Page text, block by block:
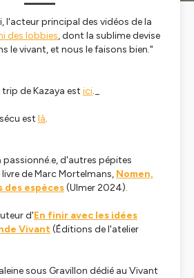
l'acteur principal des vidéos de la
des lobbies, dont la sublime devise
le vivant, et nous le faisons bien."
trip de Kazaya est ici._
est là.
d'autres pépites
de Marc Mortelmans, Nomen,
des espèces(Ulmer 2024).
d'En finir avec les idées
Vivant(Éditions de l'atelier
sous Gravillon dédié au Vivant